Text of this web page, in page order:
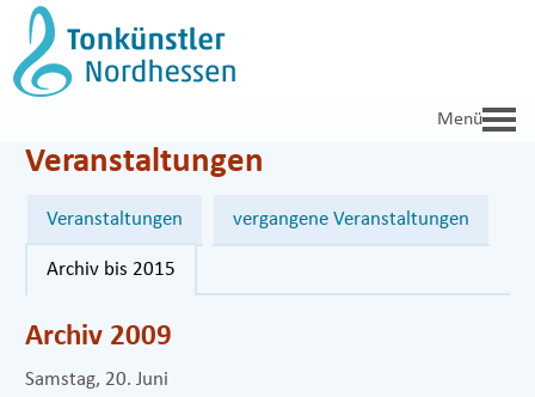
Zum
Inhalt
springen
Veranstaltungen
Veranstaltungen vergangene Veranstaltungen
Archiv bis 2015
Archiv 2009
Samstag, 20. Juni